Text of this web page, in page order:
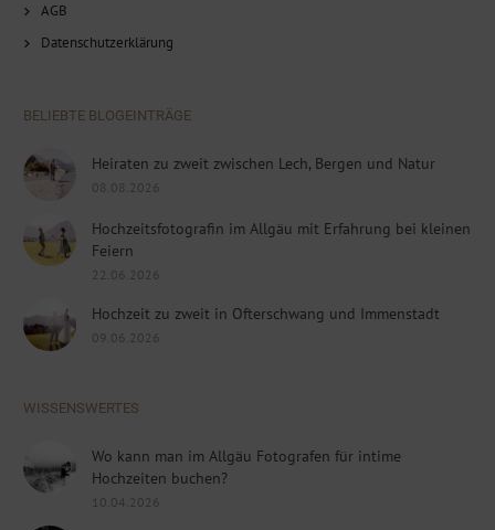
AGB
Datenschutzerklärung
BELIEBTE BLOGEINTRÄGE
Heiraten zu zweit zwischen Lech, Bergen und Natur
08.08.2026
Hochzeitsfotografin im Allgäu mit Erfahrung bei kleinen
Feiern
22.06.2026
Hochzeit zu zweit in Ofterschwang und Immenstadt
09.06.2026
WISSENSWERTES
Wo kann man im Allgäu Fotografen für intime
Hochzeiten buchen?
10.04.2026